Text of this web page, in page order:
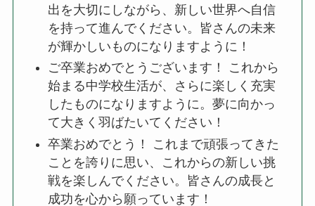
お客様の声
出を大切にしながら、新しい世界へ自信
を持って進んでください。皆さんの未来
が輝かしいものになりますように！
ご卒業おめでとうございます！ これから
始まる中学校生活が、さらに楽しく充実
したものになりますように。夢に向かっ
て大きく羽ばたいてください！
卒業おめでとう！ これまで頑張ってきた
ことを誇りに思い、これからの新しい挑
戦を楽しんでください。皆さんの成長と
成功を心から願っています！